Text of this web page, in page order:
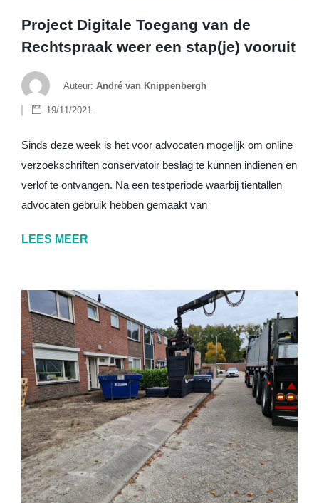
Project Digitale Toegang van de
Rechtspraak weer een stap(je) vooruit
Auteur: André van Knippenbergh
19/11/2021
Sinds deze week is het voor advocaten mogelijk om online
verzoekschriften conservatoir beslag te kunnen indienen en
verlof te ontvangen. Na een testperiode waarbij tientallen
advocaten gebruik hebben gemaakt van
LEES MEER